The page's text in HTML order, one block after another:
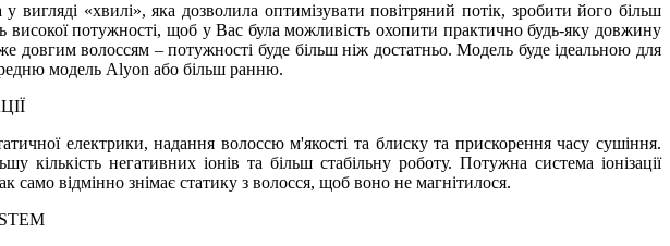
«хвилі», яка дозволила оптимізувати повітряний потік, зробити його більш
потужності, щоб у Вас була можливість охопити практично будь-яку довжину
волоссям – потужності буде більш ніж достатньо. Модель буде ідеальною для
модель Alyon або більш ранню.
електрики, надання волоссю м'якості та блиску та прискорення часу сушіння.
негативних іонів та більш стабільну роботу. Потужна система іонізації
само відмінно знімає статику з волосся, щоб воно не магнітилося.